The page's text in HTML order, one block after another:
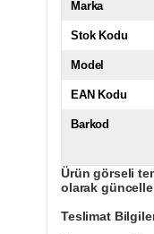
Marka
Stok Kodu
Model
EAN Kodu
Barkod
Ürün görseli
olarak
Teslimat